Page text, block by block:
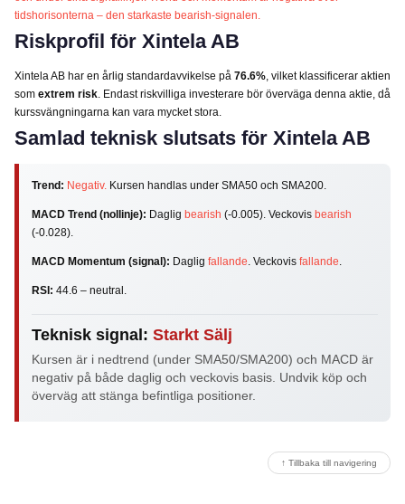
tidshorisonterna – den starkaste bearish-signalen.
Riskprofil för Xintela AB
Xintela AB har en årlig standardavvikelse på 76.6%, vilket klassificerar aktien
som extrem risk. Endast riskvilliga investerare bör överväga denna aktie, då
kurssvängningarna kan vara mycket stora.
Samlad teknisk slutsats för Xintela AB
Trend: Negativ. Kursen handlas under SMA50 och SMA200.
MACD Trend (nollinje): Daglig bearish (-0.005). Veckovis bearish
(-0.028).
MACD Momentum (signal): Daglig fallande. Veckovis fallande.
RSI: 44.6 – neutral.
Teknisk signal: Starkt Sälj
Kursen är i nedtrend (under SMA50/SMA200) och MACD är
negativ på både daglig och veckovis basis. Undvik köp och
överväg att stänga befintliga positioner.
↑ Tillbaka till navigering